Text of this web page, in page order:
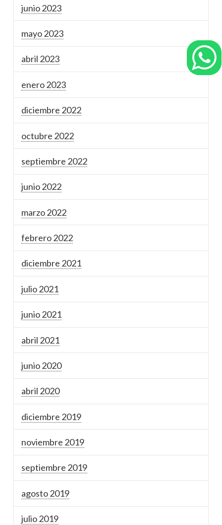
junio 2023
mayo 2023
abril 2023
enero 2023
diciembre 2022
octubre 2022
septiembre 2022
junio 2022
marzo 2022
febrero 2022
diciembre 2021
julio 2021
junio 2021
abril 2021
junio 2020
abril 2020
diciembre 2019
noviembre 2019
septiembre 2019
agosto 2019
julio 2019